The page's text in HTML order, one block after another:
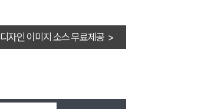
디자인 이미지 소스 무료제공 >